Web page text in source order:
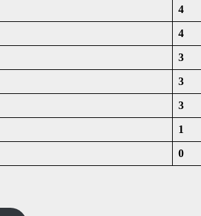
4
4
3
3
3
1
0